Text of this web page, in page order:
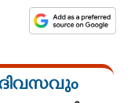
ദിവസവും